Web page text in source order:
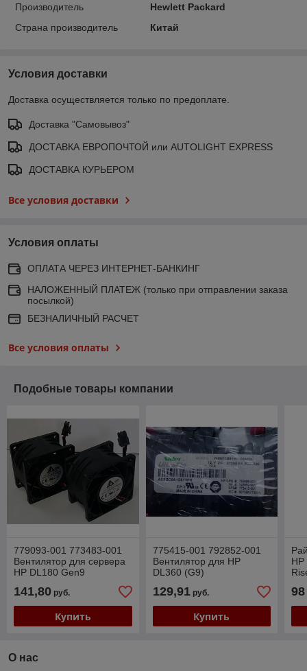
Производитель
Hewlett Packard
Страна производитель
Китай
Условия доставки
Доставка осуществляется только по предоплате.
Доставка "Самовывоз"
ДОСТАВКА ЕВРОПОЧТОЙ или AUTOLIGHT EXPRESS
ДОСТАВКА КУРЬЕРОМ
Все условия доставки
Условия оплаты
ОПЛАТА ЧЕРЕЗ ИНТЕРНЕТ-БАНКИНГ
НАЛОЖЕННЫЙ ПЛАТЕЖ (только при отправлении заказа
посылкой)
БЕЗНАЛИЧНЫЙ РАСЧЕТ
Все условия оплаты
Подобные товары компании
779093-001 773483-001
Вентилятор для сервера
HP DL180 Gen9
141,80 руб.
Купить
775415-001 792852-001
Вентилятор для HP
DL360 (G9)
129,91руб.
Купить
98
О нас